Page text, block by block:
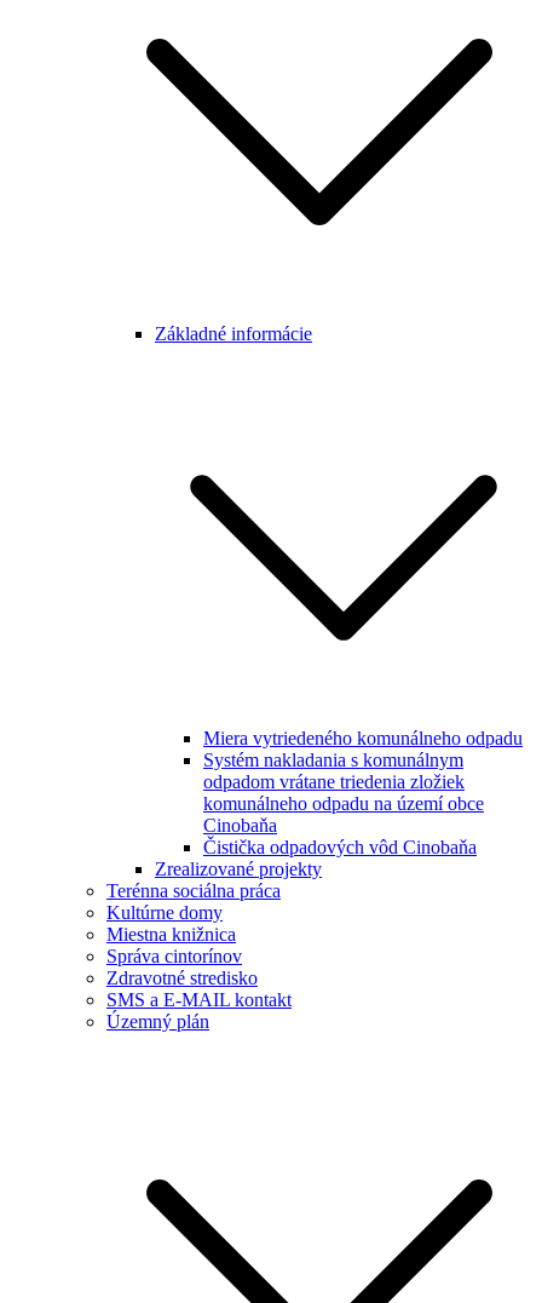
Základné informácie
Miera vytriedeného komunálneho odpadu
Systém nakladania s komunálnym
odpadom vrátane triedenia zložiek
komunálneho odpadu na území obce
Cinobaňa
Čistička odpadových vôd Cinobaňa
Zrealizované projekty
Terénna sociálna práca
Kultúrne domy
Miestna knižnica
Správa cintorínov
Zdravotné stredisko
SMS a E-MAIL kontakt
Územný plán